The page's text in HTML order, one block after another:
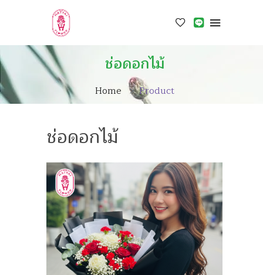
ช่อดอกไม้
Home Product
ช่อดอกไม้